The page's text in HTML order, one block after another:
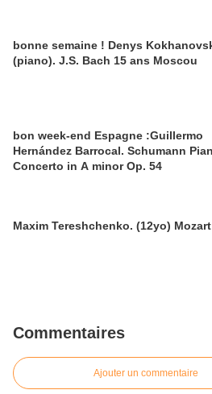
bonne semaine ! Denys Kokhanovsky
(piano). J.S. Bach 15 ans Moscou
bon week-end Espagne :Guillermo
Hernández Barrocal. Schumann Piano
Concerto in A minor Op. 54
Maxim Tereshchenko. (12yo) Mozart
Commentaires
Ajouter un commentaire